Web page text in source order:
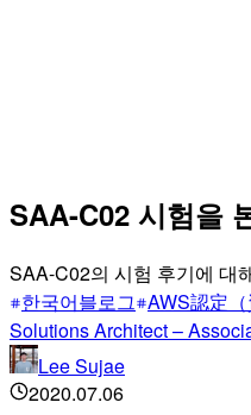
SAA-C02 시험을
SAA-C02의 시험 후기에 대
한국어블로그 AWS認定（
Solutions Architect –
Lee Sujae
2020.07.06